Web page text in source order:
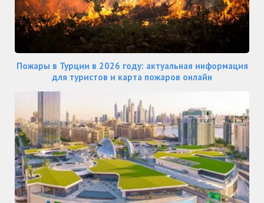
Пожары в Турции в 2026 году: актуальная информация
для туристов и карта пожаров онлайн